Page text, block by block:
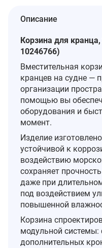
Описание
Корзина для
10246766)
Вместительная
кранцев на судне —
организации
помощью вы
оборудования и
момент.
Изделие
устойчивой к
воздействию
сохраняет
даже при
под воздействием
повышенной
Корзина
модульной
дополнительных